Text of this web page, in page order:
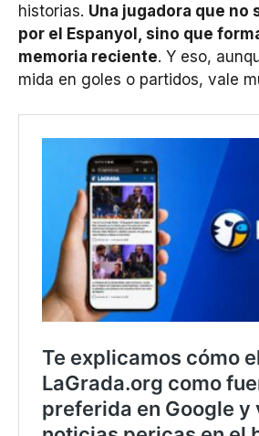
historias. Una jugadora que no
por el Espanyol, sino que
memoria reciente. Y eso,
mida en goles o partidos, vale